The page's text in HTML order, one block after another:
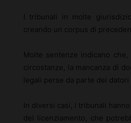
I tribunali in molte
creando un corpus di
Molte sentenze indicano
circostanze, la mancanza di
legali perse da parte dei datori
In diversi casi, i tribunali
del licenziamento, che